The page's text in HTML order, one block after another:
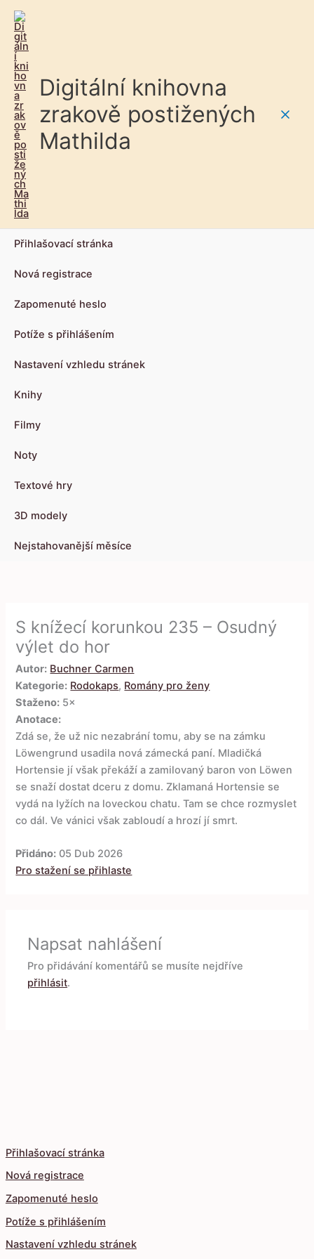
Digitální knihovna
zrakově postižených
Mathilda
Přihlašovací stránka
Nová registrace
Zapomenuté heslo
Potíže s přihlášením
Nastavení vzhledu stránek
Knihy
Filmy
Noty
Textové hry
3D modely
Nejstahovanější měsíce
Přihlašovací stránka
Nová registrace
Zapomenuté heslo
Potíže s přihlášením
Nastavení vzhledu stránek
S knížecí korunkou 235 – Osudný
výlet do hor
Autor: Buchner Carmen
Kategorie: Rodokaps, Romány pro ženy
Staženo: 5×
Anotace:
Zdá se, že už nic nezabrání tomu, aby se na zámku
Löwengrund usadila nová zámecká paní. Mladičká
Hortensie jí však překáží a zamilovaný baron von Löwen
se snaží dostat dceru z domu. Zklamaná Hortensie se
vydá na lyžích na loveckou chatu. Tam se chce rozmyslet
co dál. Ve vánici však zabloudí a hrozí jí smrt.
Přidáno: 05 Dub 2026
Pro stažení se přihlaste
Napsat nahlášení
Pro přidávání komentářů se musíte nejdříve
přihlásit.